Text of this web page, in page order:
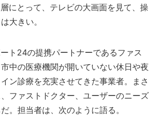
にとって、テレビの大画面を見て、操
大きい。
ト24の提携パートナーであるファス
中の医療機関が開いていない休日や夜
ン診療を充実させてきた事業者。まさ
ファストドクター、ユーザーのニーズ
。担当者は、次のように語る。